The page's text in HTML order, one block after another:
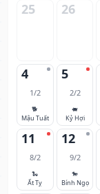
25 26
4
1/2
🐕
Mậu Tuất
5
2/2
🐖
Kỷ Hợi
11
8/2
🐍
Ất Tỵ
12
9/2
🐎
Bính Ngọ